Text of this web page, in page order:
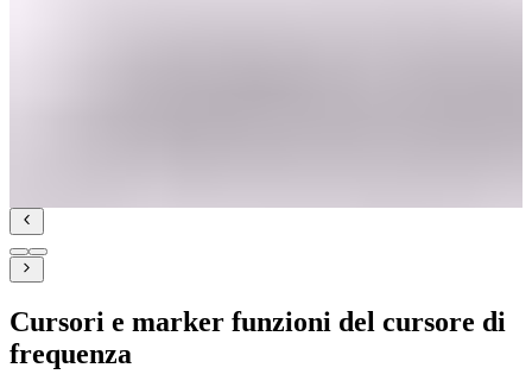
Cursori e marker funzioni del cursore di
frequenza